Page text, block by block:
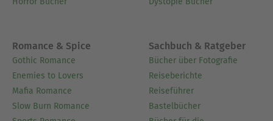
Romance & Spice
Gothic Romance
Enemies to Lovers
Mafia Romance
Slow Burn Romance
Sachbuch & Ratgeber
Bücher über Fotografie
Reiseberichte
Reiseführer
Bastelbücher